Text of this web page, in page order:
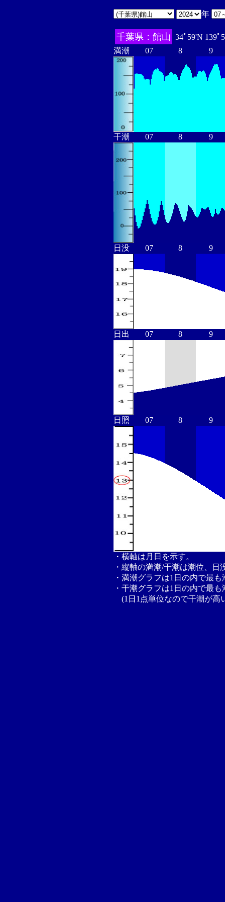
年
千葉県：館山
34ﾟ59'N 139ﾟ
満潮
07 8 9
干潮 07 8 9
日没 07 8 9
日出 07 8 9
日照 07 8 9
・横軸は月日を示す。
・縦軸の満潮/干潮は潮位、
・満潮グラフは1日の内で最
・干潮グラフは1日の内で最
(1日1点単位なので干潮が高